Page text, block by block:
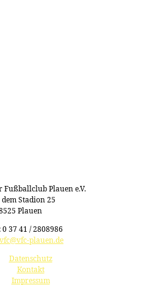
Fußballclub Plauen e.V.
Stadion 25
Plauen
0 37 41 / 2808986
vfc@vfc-plauen.de
Datenschutz
Kontakt
Impressum